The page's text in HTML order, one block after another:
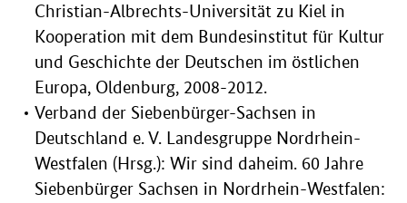
Christian-Albrechts-Universität zu Kiel in
Kooperation mit dem Bundesinstitut für Kultur
und Geschichte der Deutschen im östlichen
Europa, Oldenburg, 2008-2012.
Verband der Siebenbürger-Sachsen in
Deutschland e. V. Landesgruppe Nordrhein-
Westfalen (Hrsg.): Wir sind daheim. 60 Jahre
Siebenbürger Sachsen in Nordrhein-Westfalen: